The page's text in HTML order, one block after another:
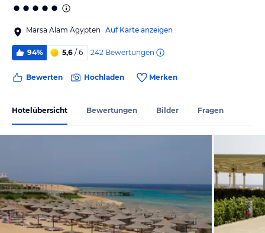
Marsa Alam Ägypten Auf Karte anzeigen
94% 5,6 / 6 242 Bewertungen
Bewerten Hochladen Merken
Hotelübersicht Bewertungen Bilder Fragen